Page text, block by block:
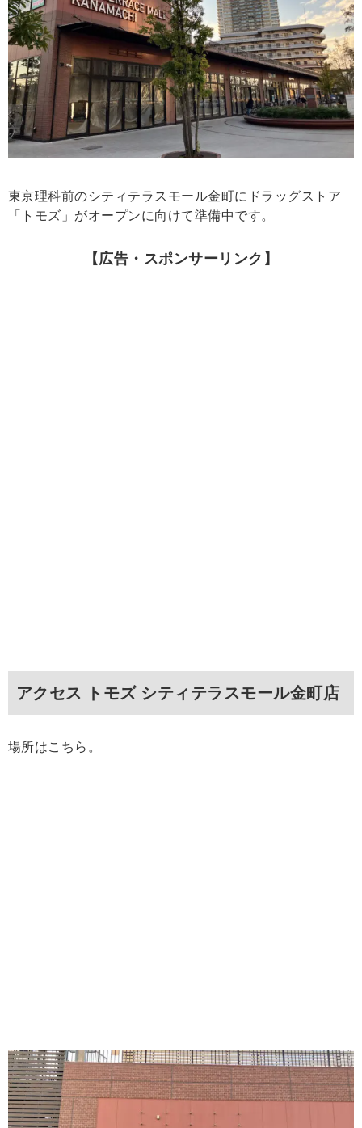
東京理科前のシティテラスモール金町にドラッグストア
「トモズ」がオープンに向けて準備中です。
【広告・スポンサーリンク】
アクセス トモズ シティテラスモール金町店
場所はこちら。